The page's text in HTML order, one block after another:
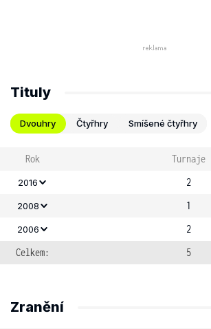
Tituly
Dvouhry Čtyřhry Smíšené čtyřhry
Rok Turnaje
2016 2
2008 1
2006
2
Celkem:
5
Zranění